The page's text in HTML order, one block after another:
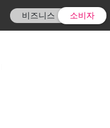
비즈니스 소비자